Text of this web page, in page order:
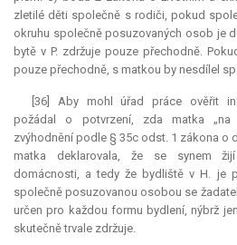
zletilé děti společně s rodiči, pokud
okruhu společně posuzovaných osob je
bytě v P. zdržuje pouze přechodně.
pouze přechodně, s matkou by nesdílel
[36] Aby mohl úřad práce ověřit
požádal o potvrzení, zda matka „na
zvýhodnění podle § 35c odst. 1 zákona o
matka deklarovala, že se synem
domácnosti, a tedy že bydliště v H. je
společně posuzovanou osobou se
určen pro každou formu bydlení, nýbrž
skutečně trvale zdržuje.